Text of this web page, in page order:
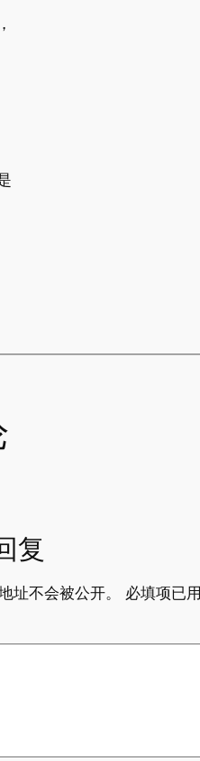
复
址不会被公开。 必填项已用